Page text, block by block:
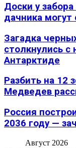
Доски у
дачника могут
Загадка
столкнулись
Антарктиде
Разбить на 12
Медведев
Россия
2036 году —
Август 2026